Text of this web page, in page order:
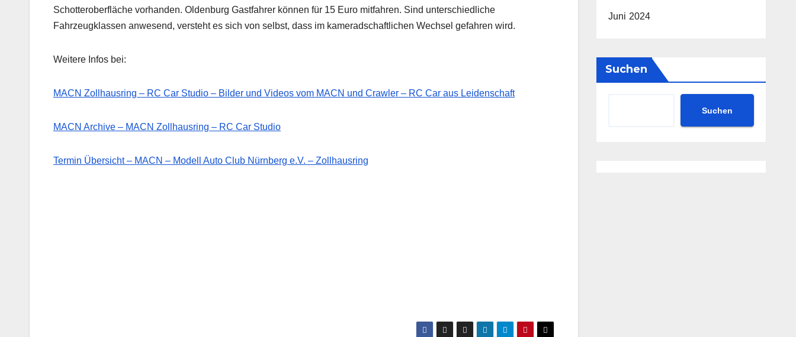
Schotteroberfläche vorhanden. Oldenburg Gastfahrer können für 15 Euro mitfahren. Sind unterschiedliche
Fahrzeugklassen anwesend, versteht es sich von selbst, dass im kameradschaftlichen Wechsel gefahren wird.
Weitere Infos bei:
MACN Zollhausring – RC Car Studio – Bilder und Videos vom MACN und Crawler – RC Car aus Leidenschaft
MACN Archive – MACN Zollhausring – RC Car Studio
Termin Übersicht – MACN – Modell Auto Club Nürnberg e.V. – Zollhausring
Juni 2024
Suchen
Suchen